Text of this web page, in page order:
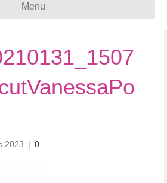
Menu
2023 | 0